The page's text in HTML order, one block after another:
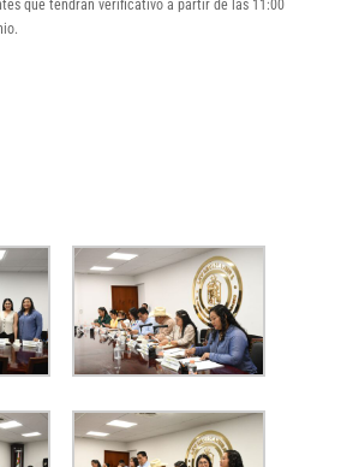
que tendrán verificativo a partir de las 11:00